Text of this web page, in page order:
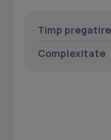
Timp pregatire
Complexitate